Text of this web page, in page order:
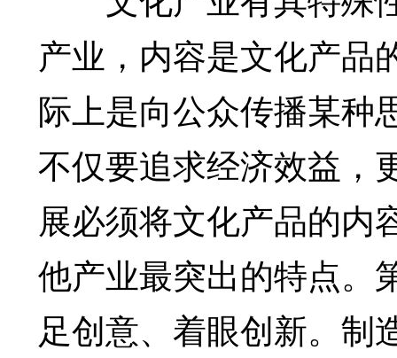
产业，内容是文化产品
际上是向公众传播某种
不仅要追求经济效益，
展必须将文化产品的内
他产业最突出的特点。
足创意、着眼创新。制